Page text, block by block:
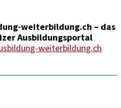
weiterbildung.ch – das
Ausbildungsportal
weiterbildung.ch